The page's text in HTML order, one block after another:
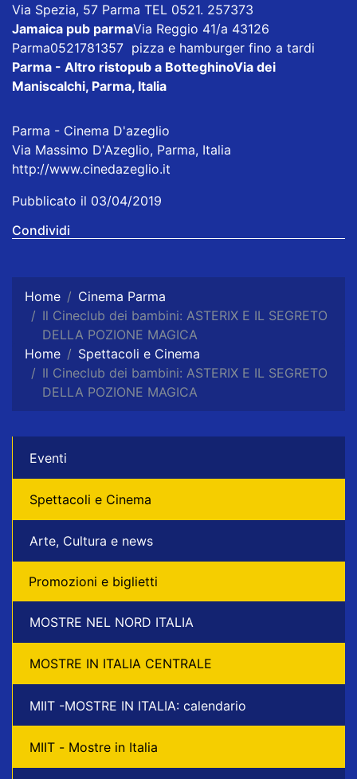
Via Spezia, 57 Parma TEL 0521. 257373
Jamaica pub parmaVia Reggio 41/a 43126
Parma0521781357 pizza e hamburger fino a tardi
Parma - Altro ristopub a BotteghinoVia dei
Maniscalchi, Parma, Italia
Parma - Cinema D'azeglio
Via Massimo D'Azeglio, Parma, Italia
http://www.cinedazeglio.it
Pubblicato il 03/04/2019
Condividi
Home
Cinema Parma
Il Cineclub dei bambini: ASTERIX E IL SEGRETO
DELLA POZIONE MAGICA
Home
Spettacoli e Cinema
Il Cineclub dei bambini: ASTERIX E IL SEGRETO
DELLA POZIONE MAGICA
Eventi
Spettacoli e Cinema
Arte, Cultura e news
Promozioni e biglietti
MOSTRE NEL NORD ITALIA
MOSTRE IN ITALIA CENTRALE
MIIT -MOSTRE IN ITALIA: calendario
MIIT - Mostre in Italia